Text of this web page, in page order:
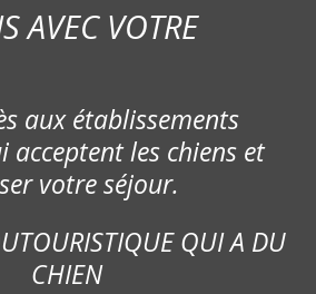
AVEC VOTRE
aux établissements
acceptent les chiens et
votre séjour.
QUI A DU
CHIEN